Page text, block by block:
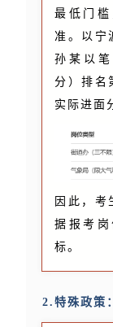
最低门
准。以宁
孙某以
分）排名
实际进面
因此，考
据报考
标。
2.特殊政策